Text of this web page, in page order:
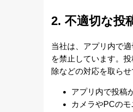
2. 不適切な投
当社は、アプリ内で
を禁止しています。
除などの対応を取ら
アプリ内で投稿
カメラやPCの